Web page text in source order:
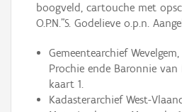
boogveld, cartouche met
O.P.N."S. Godelieve o.p.n.
Gemeentearchief
Prochie ende Baronnie van
kaart 1.
Kadasterarchief West-